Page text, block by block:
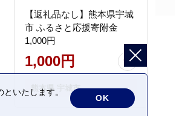
【返礼品なし】熊本県宇城
市 ふるさと応援寄附金
1,000円
1,000円
熊本県 宇城市
いたします。
OK